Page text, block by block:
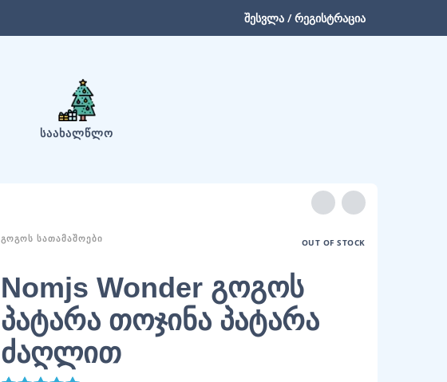
შესვლა / რეგისტრაცია
ᲡᲐᲐᲮᲐᲚᲬᲚᲝ
ᲒᲝᲒᲝᲡ ᲡᲐᲗᲐᲛᲐᲨᲝᲔᲑᲘ OUT OF STOCK
Nomjs Wonder გოგოს
პატარა თოჯინა პატარა
ძაღლით